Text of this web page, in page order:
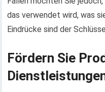
das verwendet wird, was
Eindrücke sind der
Fördern Sie